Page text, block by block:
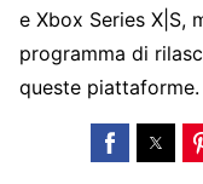
e Xbox Series X|S,
programma di
queste piattaforme.